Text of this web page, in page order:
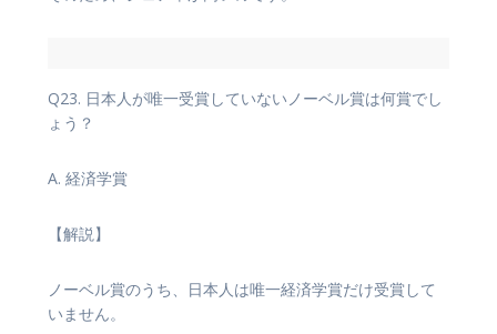
Q23. 日本人が唯一受賞していないノーベル賞は何賞でし
ょう？
A. 経済学賞
【解説】
ノーベル賞のうち、日本人は唯一経済学賞だけ受賞して
いません。